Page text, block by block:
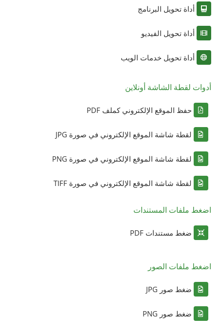
أداة تحويل البرنامج
أداة تحويل الفيديو
أداة تحويل خدمات الويب
أدوات لقطة الشاشة أونلاين
حفظ الموقع الإلكتروني كملف PDF
لقطة شاشة الموقع الإلكتروني في صورة JPG
لقطة شاشة الموقع الإلكتروني في صورة PNG
لقطة شاشة الموقع الإلكتروني في صورة TIFF
اضغط ملفات المستندات
ضغط مستندات PDF
اضغط ملفات الصور
ضغط صور JPG
ضغط صور PNG